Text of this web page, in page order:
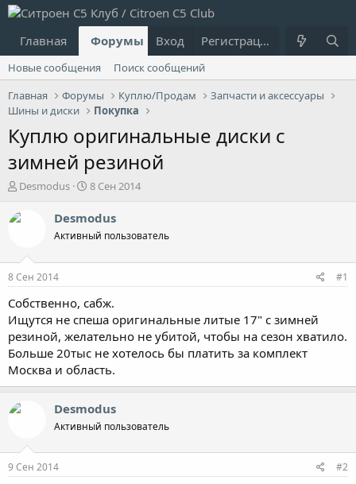
Главная Форумы Что нового?
Вход Регистрация
Новые сообщения
Поиск сообщений
Главная
Форумы Куплю/Продам
Запчасти и аксессуары
Шины и диски
Покупка
Куплю оригинальные диски с
зимней резиной
А
т
е
м
ы
Desmodus
Д
т
н
л
8 Сен 2014
Desmodus
Активный пользователь
8 Сен 2014 #1
Собственно, сабж.
Ищутся не спеша оригинальные литые 17" с зимней
резиной, желательно не убитой, чтобы на сезон хватило.
Больше 20тыс не хотелось бы платить за комплект
Москва и область.
Desmodus
Активный пользователь
9 Сен 2014 #2